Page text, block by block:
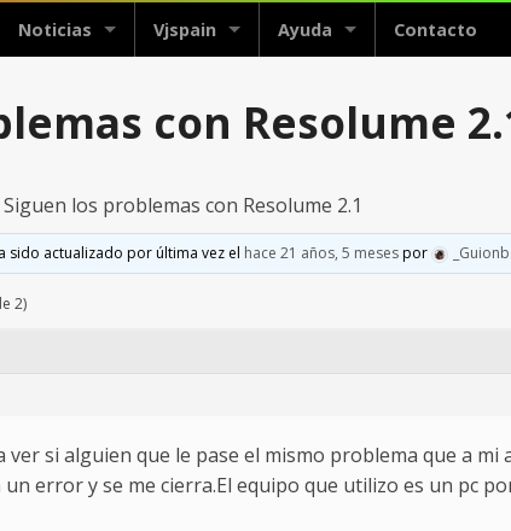
Noticias Vjspain Ayuda Contacto
con Resolume
Siguen los problemas con Resolume 2.1
sido actualizado por última vez el hace 21 años, 5 mesespor
2)
ver si alguien que le pase el mismo problema que a
error y se me cierra.El equipo que utilizo es un pc